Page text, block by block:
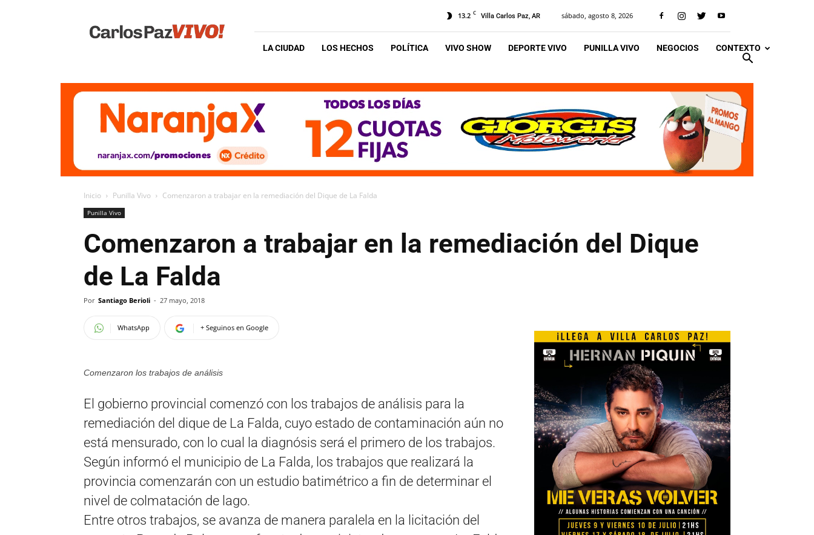
Vivo
13.2 C Villa Carlos Paz, AR sábado, agosto 8, 2026
LA CIUDAD LOS HECHOS POLÍTICA VIVO SHOW DEPORTE VIVO PUNILLA VIVO NEGOCIOS CONTEXTO
Inicio Punilla Vivo Comenzaron a trabajar en la remediación del Dique de La Falda
Punilla Vivo
Comenzaron a trabajar en la remediación del Dique
de La Falda
Por Santiago Berioli - 27 mayo, 2018
WhatsApp + Seguinos en Google
Comenzaron los trabajos de análisis
El gobierno provincial comenzó con los trabajos de análisis para la
remediación del dique de La Falda, cuyo estado de contaminación aún no
está mensurado, con lo cual la diagnósis será el primero de los trabajos.
Según informó el municipio de La Falda, los trabajos que realizará la
provincia comenzarán con un estudio batimétrico a fin de determinar el
nivel de colmatación de lago.
Entre otros trabajos, se avanza de manera paralela en la licitación del